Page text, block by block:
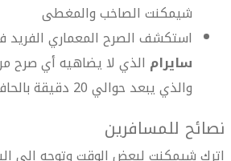
شيمكنت الصاخب والمغطى
استكشف الصرح المعماري
سايرام الذي لا يضاهيه أي صرح
والذي يبعد حوالي 20 دقيقة بالحافلة عن مركز المدينة.
نصائح للمسافرين
اترك شيمكنت لبعض الوقت وتوجه إلى